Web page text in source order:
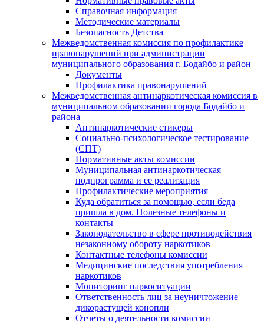
Справочная информация
Методические материалы
Безопасность Детства
Межведомственная комиссия по профилактике
правонарушений при администрации
муниципального образования г. Бодайбо и район
Документы
Профилактика правонарушений
Межведомственная антинаркотическая комиссия в
муниципальном образовании города Бодайбо и
района
Антинаркотические стикеры
Социально-психологическое тестирование
(СПТ)
Нормативные акты комиссии
Муниципальная антинаркотическая
подпрограмма и ее реализация
Профилактические мероприятия
Куда обратиться за помощью, если беда
пришла в дом. Полезные телефоны и
контакты
Законодательство в сфере противодействия
незаконному обороту наркотиков
Контактные телефоны комиссии
Медицинские последствия употребления
наркотиков
Мониторинг наркоситуации
Ответственность лиц за неуничтожение
дикорастущей конопли
Отчеты о деятельности комиссии